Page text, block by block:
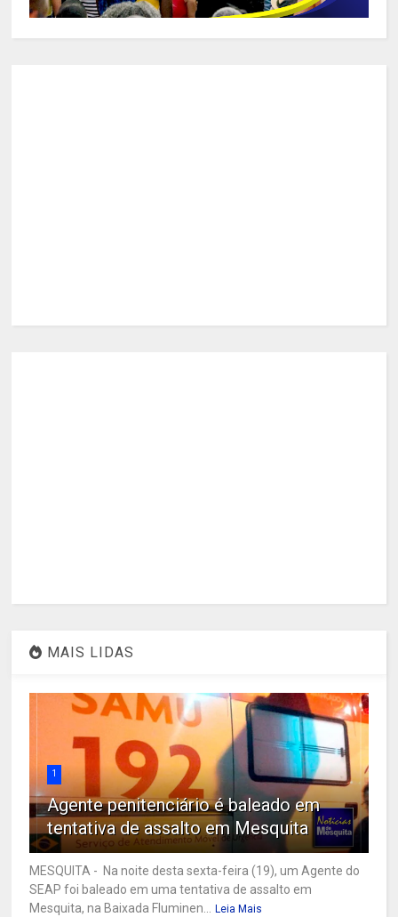
MAIS LIDAS
1
Agente penitenciário é baleado em
tentativa de assalto em Mesquita
MESQUITA - Na noite desta sexta-feira (19), um Agente do
SEAP foi baleado em uma tentativa de assalto em
Mesquita, na Baixada Fluminen... Leia Mais